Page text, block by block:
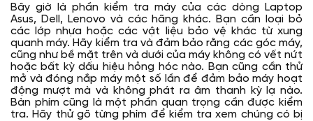
Bây giờ là phần kiểm tra máy của các dòng Laptop
Asus, Dell, Lenovo và các hãng khác. Bạn cần loại bỏ
các lớp nhựa hoặc các vật liệu bảo vệ khác từ xung
quanh máy. Hãy kiểm tra và đảm bảo rằng các góc máy,
cũng như bề mặt trên và dưới của máy không có vết nứt
hoặc bất kỳ dấu hiệu hỏng hóc nào. Bạn cũng cần thử
mở và đóng nắp máy một số lần để đảm bảo máy hoạt
động mượt mà và không phát ra âm thanh kỳ lạ nào.
Bàn phím cũng là một phần quan trọng cần được kiểm
tra. Hãy thử gõ từng phím để kiểm tra xem chúng có bị